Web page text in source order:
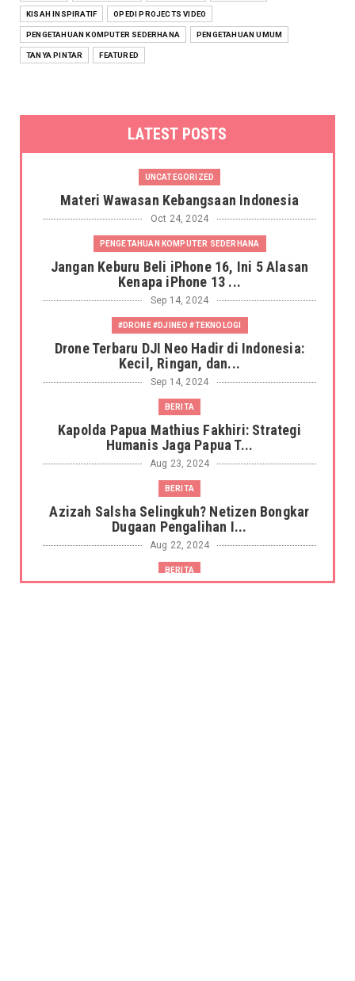
KISAH INSPIRATIF OPEDI PROJECTS VIDEO
PENGETAHUAN KOMPUTER SEDERHANA PENGETAHUAN UMUM
TANYA PINTAR FEATURED
LATEST POSTS
UNCATEGORIZED
Materi Wawasan Kebangsaan Indonesia
Oct 24, 2024
PENGETAHUAN KOMPUTER SEDERHANA
Jangan Keburu Beli iPhone 16, Ini 5 Alasan
Kenapa iPhone 13 ...
Sep 14, 2024
#DRONE #DJINEO #TEKNOLOGI
Drone Terbaru DJI Neo Hadir di Indonesia:
Kecil, Ringan, dan...
Sep 14, 2024
BERITA
Kapolda Papua Mathius Fakhiri: Strategi
Humanis Jaga Papua T...
Aug 23, 2024
BERITA
Azizah Salsha Selingkuh? Netizen Bongkar
Dugaan Pengalihan I...
Aug 22, 2024
BERITA